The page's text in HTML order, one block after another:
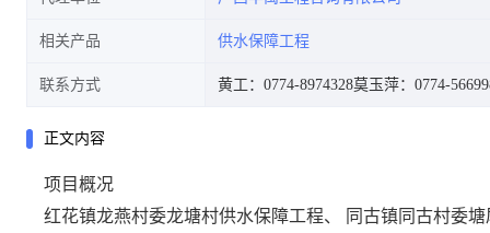
相关产品 供水保障工程
联系方式 黄工：0774-8974328莫玉萍：0774-
正文内容
项目概况
红花镇龙燕村委龙塘村供水保障工程、 同古镇同古村委